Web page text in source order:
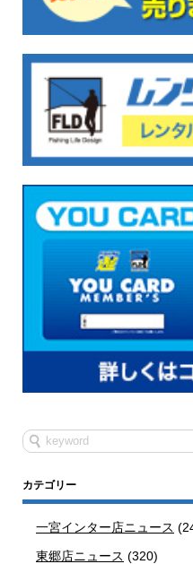
カテゴリー
一宮インター店ニュース
東郷店ニュース (320)